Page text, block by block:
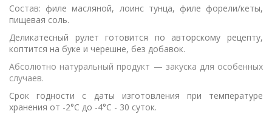
Состав: филе масляной, лоинс тунца, филе форели/кеты,
пищевая соль.
Деликатесный рулет готовится по авторскому рецепту,
коптится на буке и черешне, без добавок.
Абсолютно натуральный продукт — закуска для особенных
случаев.
Срок годности с даты изготовления при температуре
хранения от -2°С до -4°С - 30 суток.